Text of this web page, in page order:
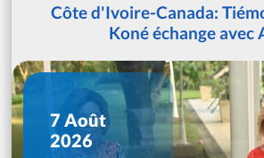
Côte d'Ivoire-Canada:
Koné échange avec
7 Août
2026